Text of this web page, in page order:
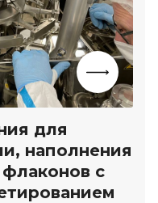
для
наполнения
с